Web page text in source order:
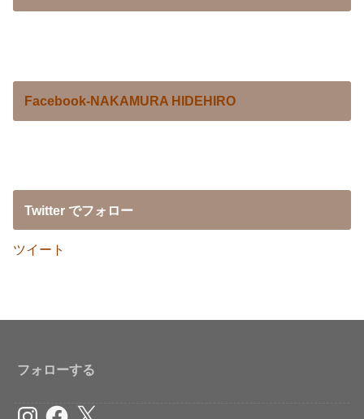
Facebook-NAKAMURA HIDEHIRO
Twitter でフォロー
ツイート
フォローする
InstagramFacebook
X